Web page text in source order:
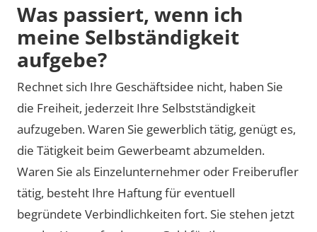
Was passiert, wenn ich
meine Selbständigkeit
aufgebe?
Rechnet sich Ihre Geschäftsidee nicht, haben Sie
die Freiheit, jederzeit Ihre Selbstständigkeit
aufzugeben. Waren Sie gewerblich tätig, genügt es,
die Tätigkeit beim Gewerbeamt abzumelden.
Waren Sie als Einzelunternehmer oder Freiberufler
tätig, besteht Ihre Haftung für eventuell
begründete Verbindlichkeiten fort. Sie stehen jetzt